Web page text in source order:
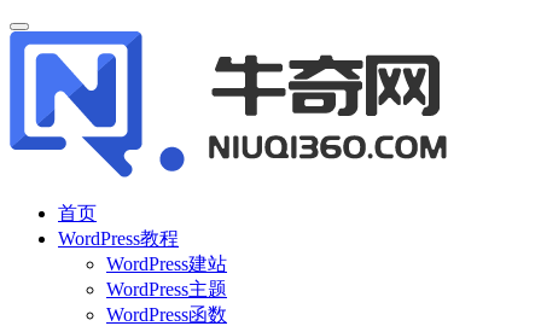
首页
WordPress教程
WordPress建站
WordPress主题
WordPress函数